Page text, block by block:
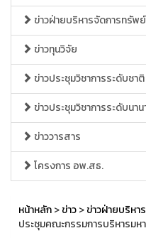
ข่าวฝ่ายบริหารจัดการทรั
ข่าวทุนวิจัย
ข่าวประชุมวิชาการระดับชาติ
ข่าวประชุมวิชาการระดับนา
ข่าววารสาร
โครงการ อพ.สธ.
หน้าหลัก>ข่าว>ข่าวฝ่ายบริหาร
ประชุมคณะกรรมการบริหารม